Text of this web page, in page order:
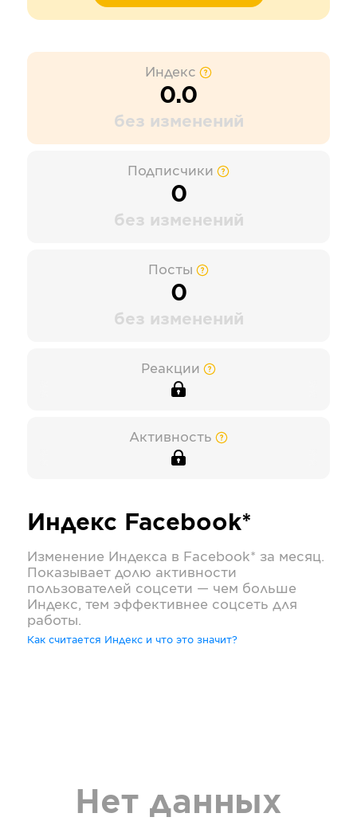
Индекс
0.0
без изменений
Подписчики
0
без изменений
Посты
0
без изменений
Реакции
Активность
Индекс Facebook*
Изменение Индекса в Facebook* за месяц.
Показывает долю активности
пользователей соцсети — чем больше
Индекс, тем эффективнее соцсеть для
работы.
Как считается Индекс и что это значит?
Нет данных